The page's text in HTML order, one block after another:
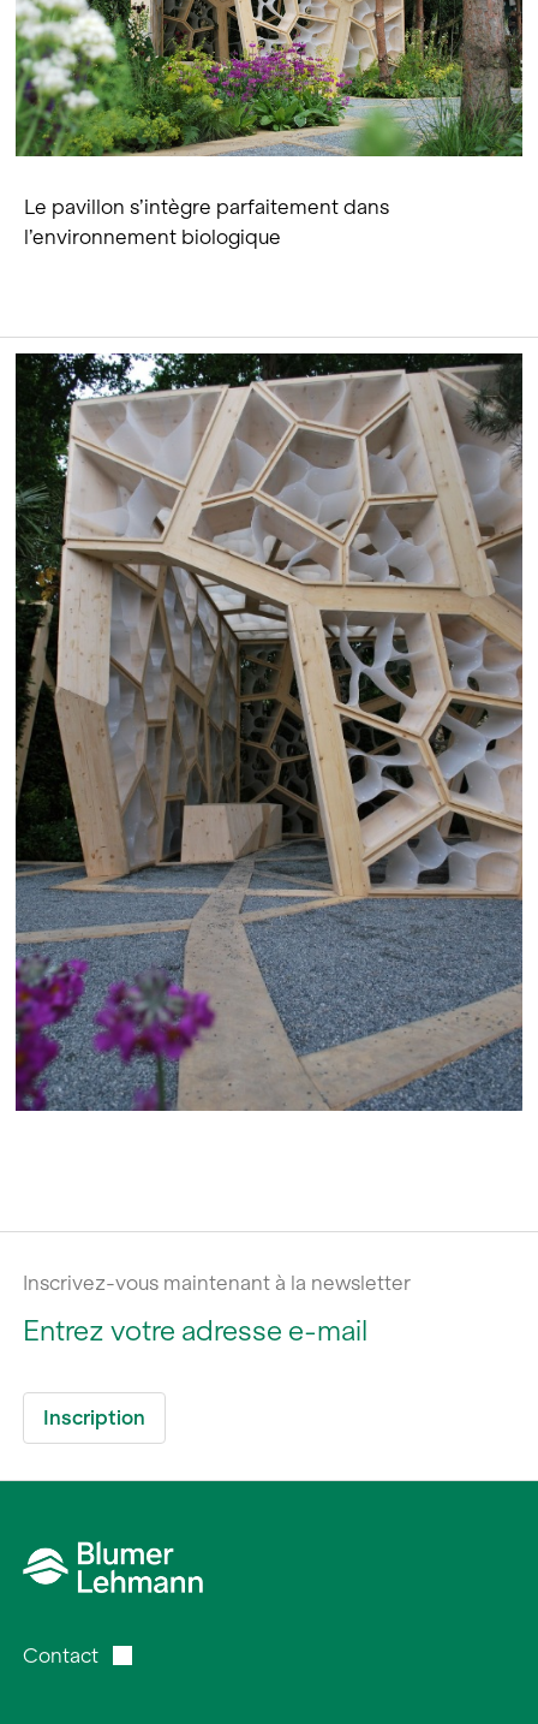
Le pavillon s’intègre parfaitement dans
l’environnement biologique
Inscrivez-vous maintenant à la newsletter
Contact